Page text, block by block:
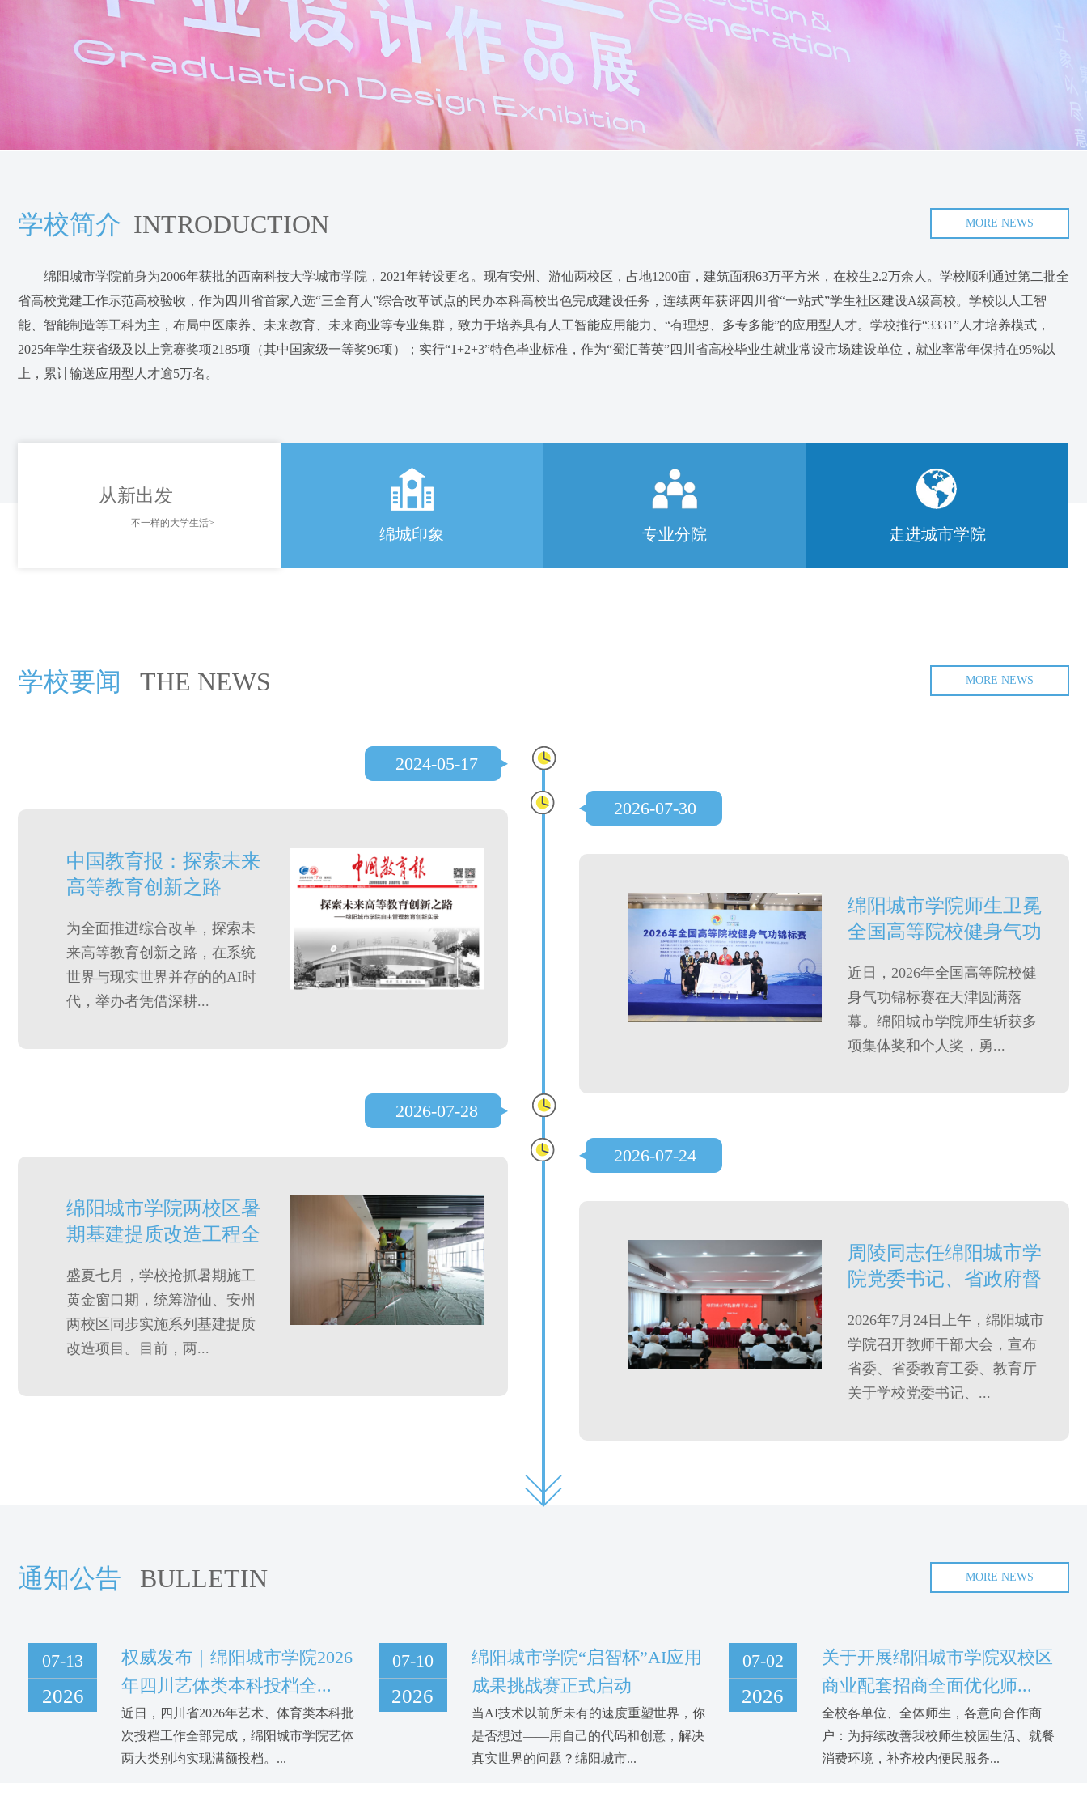
MORE NEWS
学校简介 INTRODUCTION
绵阳城市学院前身为2006年获批的西南科技大学城市学院，2021年转设更名。现有安州、游仙两校区，占地1200亩，建筑面积63万平方米，在校生2.2万余人。学校顺利通过第二批全
省高校党建工作示范高校验收，作为四川省首家入选“三全育人”综合改革试点的民办本科高校出色完成建设任务，连续两年获评四川省“一站式”学生社区建设A级高校。学校以人工智
能、智能制造等工科为主，布局中医康养、未来教育、未来商业等专业集群，致力于培养具有人工智能应用能力、“有理想、多专多能”的应用型人才。学校推行“3331”人才培养模式，
2025年学生获省级及以上竞赛奖项2185项（其中国家级一等奖96项）；实行“1+2+3”特色毕业标准，作为“蜀汇菁英”四川省高校毕业生就业常设市场建设单位，就业率常年保持在95%以
上，累计输送应用型人才逾5万名。
从新出发
不一样的大学生活>
绵城印象 专业分院 走进城市学院
MORE NEWS
学校要闻 THE NEWS
2024-05-17
中国教育报：探索未来
高等教育创新之路
为全面推进综合改革，探索未
来高等教育创新之路，在系统
世界与现实世界并存的的AI时
代，举办者凭借深耕...
2026-07-30
绵阳城市学院师生卫冕
全国高等院校健身气功
近日，2026年全国高等院校健
身气功锦标赛在天津圆满落
幕。绵阳城市学院师生斩获多
项集体奖和个人奖，勇...
2026-07-28
绵阳城市学院两校区暑
期基建提质改造工程全
盛夏七月，学校抢抓暑期施工
黄金窗口期，统筹游仙、安州
两校区同步实施系列基建提质
改造项目。目前，两...
2026-07-24
周陵同志任绵阳城市学
院党委书记、省政府督
2026年7月24日上午，绵阳城市
学院召开教师干部大会，宣布
省委、省委教育工委、教育厅
关于学校党委书记、...
MORE NEWS
通知公告 BULLETIN
07-13
2026
权威发布｜绵阳城市学院2026
年四川艺体类本科投档全...
近日，四川省2026年艺术、体育类本科批
次投档工作全部完成，绵阳城市学院艺体
两大类别均实现满额投档。...
07-10
2026
绵阳城市学院“启智杯”AI应用
成果挑战赛正式启动
当AI技术以前所未有的速度重塑世界，你
是否想过——用自己的代码和创意，解决
真实世界的问题？绵阳城市...
07-02
2026
关于开展绵阳城市学院双校区
商业配套招商全面优化师...
全校各单位、全体师生，各意向合作商
户：为持续改善我校师生校园生活、就餐
消费环境，补齐校内便民服务...